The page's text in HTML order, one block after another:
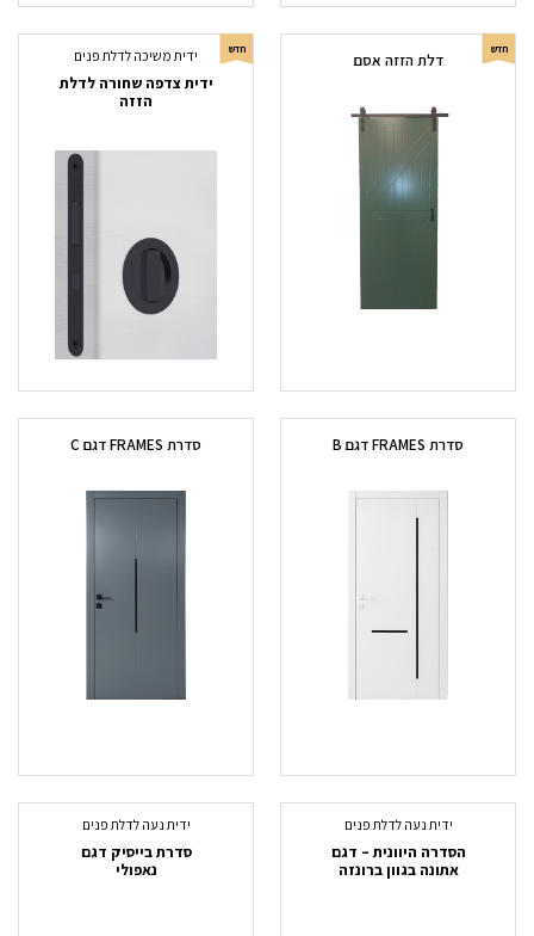
חדש
דלת הזזה אסם
חדש ידית משיכה לדלת פנים
ידית צדפה שחורה לדלת
הזזה
סדרת FRAMES דגם B סדרת FRAMES דגם C
ידית נעה לדלת פנים
הסדרה היוונית – דגם
אתונה בגוון ברונזה
ידית נעה לדלת פנים
סדרת בייסיק דגם
נאפולי